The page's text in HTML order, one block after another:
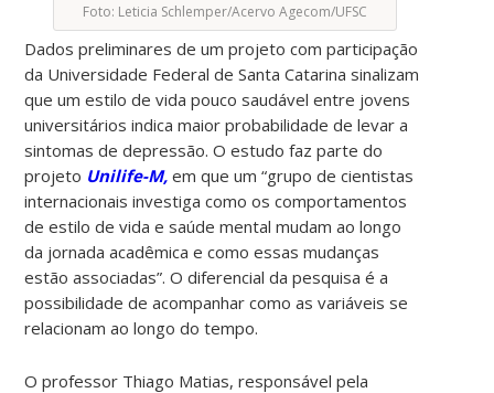
Foto: Leticia Schlemper/Acervo Agecom/UFSC
Dados preliminares de um projeto com participação
da Universidade Federal de Santa Catarina sinalizam
que um estilo de vida pouco saudável entre jovens
universitários indica maior probabilidade de levar a
sintomas de depressão. O estudo faz parte do
projeto Unilife-M,em que um “grupo de cientistas
internacionais investiga como os comportamentos
de estilo de vida e saúde mental mudam ao longo
da jornada acadêmica e como essas mudanças
estão associadas”. O diferencial da pesquisa é a
possibilidade de acompanhar como as variáveis se
relacionam ao longo do tempo.
O professor Thiago Matias, responsável pela